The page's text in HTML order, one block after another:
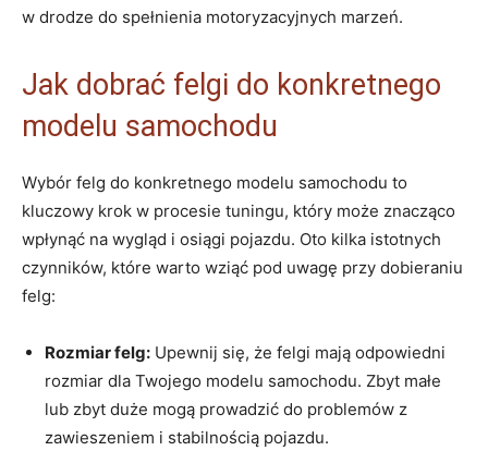
w drodze do spełnienia motoryzacyjnych marzeń.
Jak dobrać felgi do konkretnego
modelu samochodu
Wybór felg do konkretnego modelu samochodu to
kluczowy krok w procesie tuningu, który może znacząco
wpłynąć na wygląd i osiągi pojazdu. Oto kilka istotnych
czynników, które warto wziąć pod uwagę przy dobieraniu
felg:
Rozmiar felg: Upewnij się, że felgi mają odpowiedni
rozmiar dla Twojego modelu samochodu. Zbyt małe
lub zbyt duże mogą prowadzić do problemów z
zawieszeniem i stabilnością pojazdu.